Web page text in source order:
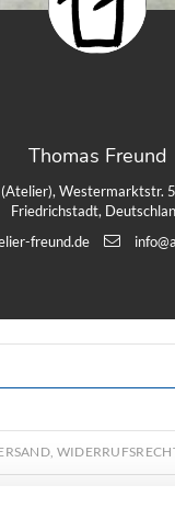
Thomas Freund
(Atelier), Westermarktstr.
Friedrichstadt,
freund.de